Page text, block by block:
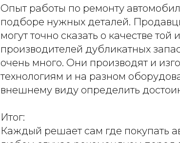
Опыт работы по ремонту
подборе нужных деталей.
могут точно сказать о качестве
производителей дубликатных
очень много. Они производят и
технологиям и на разном
внешнему виду определить
Итог:
Каждый решает сам где покупать